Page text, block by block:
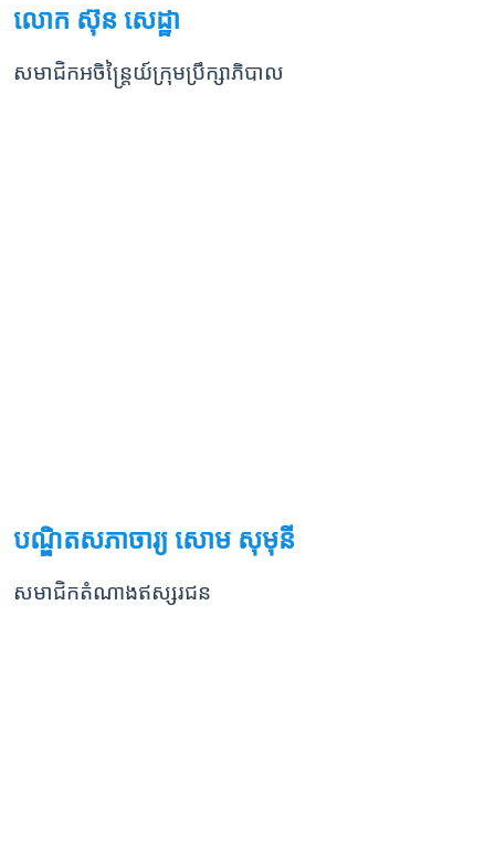
លោក ស៊ុន សេដ្ឋា
សមាជិកអចិន្ត្រៃយ៍ក្រុមប្រឹក្សាភិបាល
បណ្ឌិតសភាចារ្យ សោម សុមុនី
សមាជិកតំណាងឥស្សរជន